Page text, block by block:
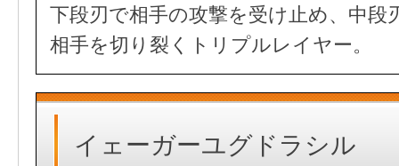
下段刃で相手の攻撃を受け止め、中段
相手を切り裂くトリプルレイヤー。
イェーガーユグドラシル